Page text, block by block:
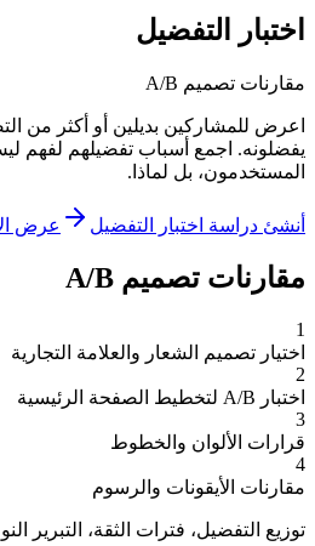
اختبار التفضيل
مقارنات تصميم A/B
اعرض للمشاركين بديلين أو أكثر من
يفضلونه. اجمع أسباب تفضيلهم لفهم
المستخدمون، بل لماذا.
أنشئ دراسة اختبار التفضيل عرض
مقارنات تصميم A/B
1
اختيار تصميم الشعار والعلامة التجارية
2
اختبار A/B لتخطيط الصفحة الرئيسية
3
قرارات الألوان والخطوط
4
مقارنات الأيقونات والرسوم
توزيع التفضيل، فترات الثقة، التبرير